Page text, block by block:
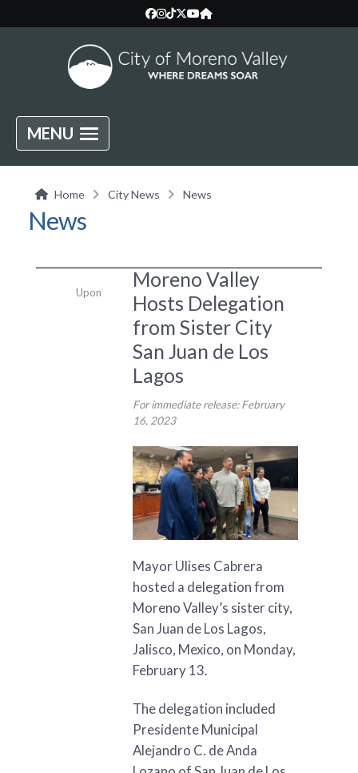
MENU
Home City News News
News
Moreno Valley
Hosts Delegation
from Sister City
San Juan de Los
Lagos
For immediate release: February
16, 2023
Mayor Ulises Cabrera
hosted a delegation from
Moreno Valley’s sister city,
San Juan de Los Lagos,
Jalisco, Mexico, on Monday,
February 13.
The delegation included
Presidente Municipal
Alejandro C. de Anda
Upon